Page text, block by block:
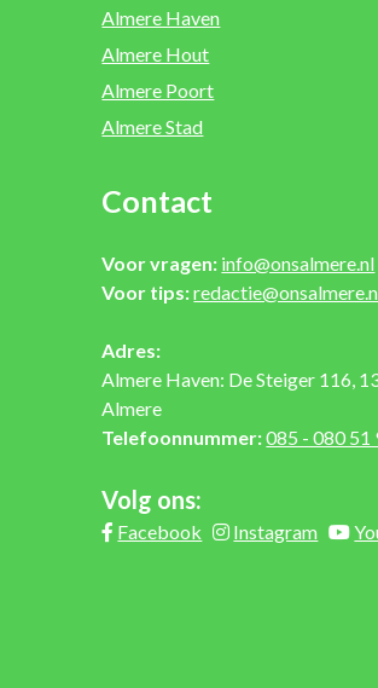
Almere Haven
Almere Hout
Almere Poort
Almere Stad
Contact
Voor vragen: info@onsalmere.nl
Voor tips:
Adres:
Almere Haven: De Steiger 116,
Almere
Telefoonnummer:085 - 080 51
Volg ons:
Facebook Instagram